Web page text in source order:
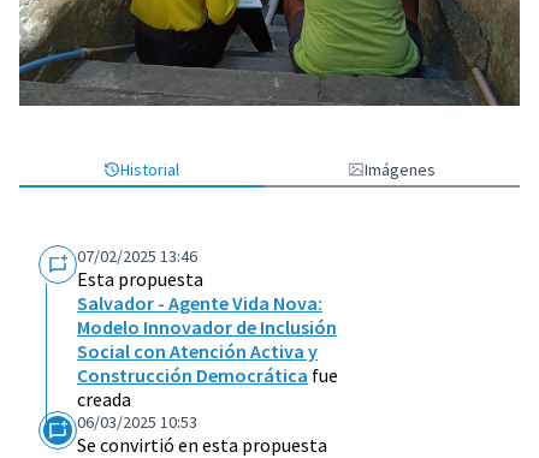
Historial Imágenes
07/02/2025 13:46
Esta propuesta
Salvador - Agente Vida Nova:
Modelo Innovador de Inclusión
Social con Atención Activa y
Construcción Democrática fue
creada
06/03/2025 10:53
Se convirtió en esta propuesta